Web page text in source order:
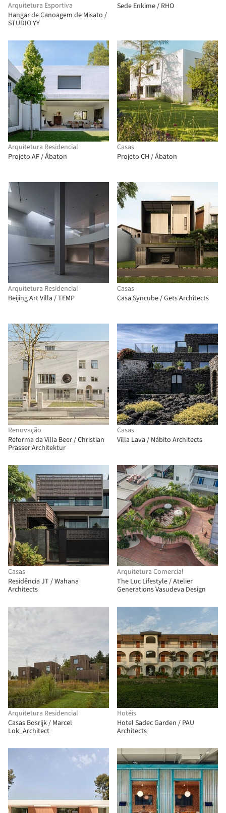
Arquitetura Esportiva
Hangar de Canoagem de Misato /
STUDIO YY
Sede Enkime / RHO
Arquitetura Residencial
Projeto AF / Ábaton
Casas
Projeto CH / Ábaton
Arquitetura Residencial
Beijing Art Villa / TEMP
Casas
Casa Syncube / Gets Architects
Renovação
Reforma da Villa Beer / Christian
Prasser Architektur
Casas
Villa Lava / Nábito Architects
Casas
Residência JT / Wahana
Architects
Arquitetura Comercial
The Luc Lifestyle / Atelier
Generations Vasudeva Design
Arquitetura Residencial
Casas Bosrijk / Marcel
Lok_Architect
Hotéis
Hotel Sadec Garden / PAU
Architects